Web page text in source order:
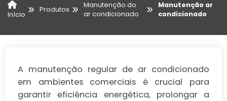
Início
Produtos
Manutenção do
ar condicionado
Manutenção ar
condicionado
A manutenção regular de ar condicionado
em ambientes comerciais é crucial para
garantir eficiência energética, prolongar a